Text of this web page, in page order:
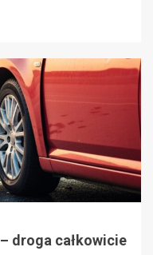
droga całkowicie